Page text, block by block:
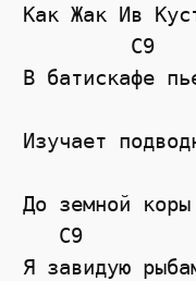
Как Жак Ив
         C9
В батискафе
Изучает
До земной
   C9
Я завидую